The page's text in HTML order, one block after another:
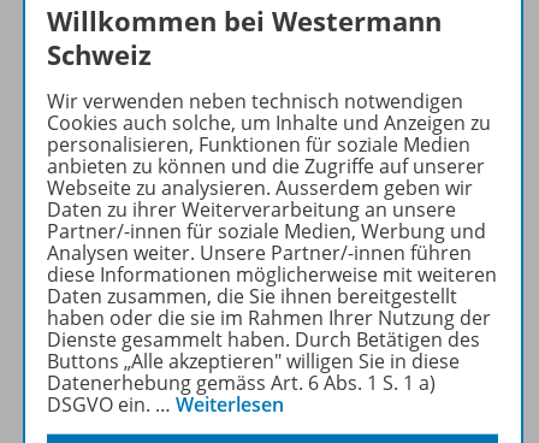
Produktinformationen
Beschreibung
Zugehörige Produkte
Video
Willkommen bei Westermann
Schweiz
Wir verwenden neben technisch notwendigen
Cookies auch solche, um Inhalte und Anzeigen zu
personalisieren, Funktionen für soziale Medien
anbieten zu können und die Zugriffe auf unserer
Webseite zu analysieren. Ausserdem geben wir
Daten zu ihrer Weiterverarbeitung an unsere
Partner/-innen für soziale Medien, Werbung und
Analysen weiter. Unsere Partner/-innen führen
diese Informationen möglicherweise mit weiteren
Daten zusammen, die Sie ihnen bereitgestellt
haben oder die sie im Rahmen Ihrer Nutzung der
Dienste gesammelt haben. Durch Betätigen des
Buttons „Alle akzeptieren" willigen Sie in diese
Datenerhebung gemäss Art. 6 Abs. 1 S. 1 a)
DSGVO ein. … Weiterlesen